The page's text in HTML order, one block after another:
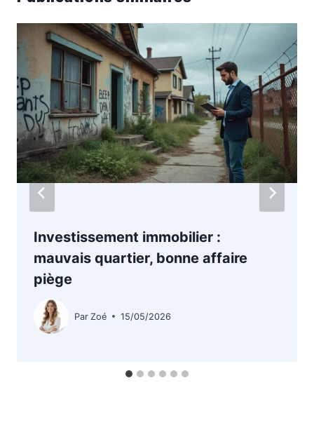
Investissement immobilier :
mauvais quartier, bonne affaire
piège
Par Zoé 15/05/2026